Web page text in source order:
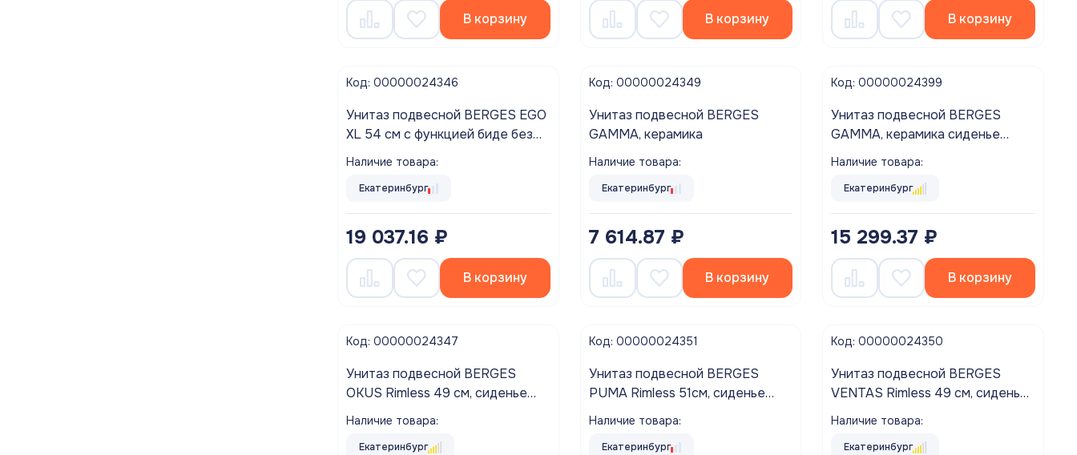
В корзину В корзину В корзину
Код: 00000024346
Унитаз подвесной BERGES EGO
XL 54 см с функцией биде без
смесителя, керамика
Наличие товара:
Екатеринбург
19 037.16 ₽
В корзину
Код: 00000024349
Унитаз подвесной BERGES
GAMMA, керамика
Наличие товара:
Екатеринбург
7 614.87 ₽
В корзину
Код: 00000024399
Унитаз подвесной BERGES
GAMMA, керамика сиденье
пластик микролифт
Наличие товара:
Екатеринбург
15 299.37 ₽
В корзину
Код: 00000024347
Унитаз подвесной BERGES
OKUS Rimless 49 см, сиденье
дюропласт, микролифт,
Наличие товара:
Екатеринбург
Код: 00000024351
Унитаз подвесной BERGES
PUMA Rimless 51см, сиденье
дюропласт Toma Slim SO,
микролифт, быстросьем
Наличие товара:
Екатеринбург
Код: 00000024350
Унитаз подвесной BERGES
VENTAS Rimless 49 см, сиденье
дюропласт Ventas Slim SO,
микролифт, быстросъём
Наличие товара:
Екатеринбург